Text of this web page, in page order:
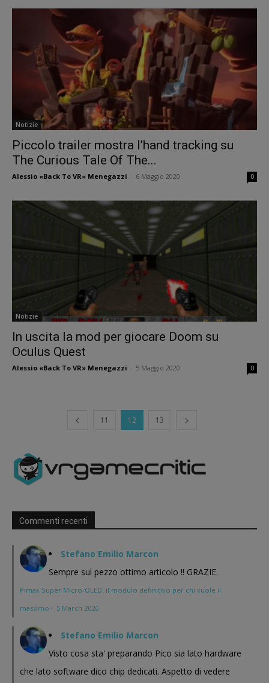
Notizie
Piccolo trailer mostra l’hand tracking su
The Curious Tale Of The...
Alessio «Back To VR» Menegazzi 6 Maggio 2020 0
Notizie
In uscita la mod per giocare Doom su
Oculus Quest
Alessio «Back To VR» Menegazzi 5 Maggio 2020 0
11 12 13
Commenti recenti
Stefano Emilio Marcon
Sempre sul pezzo ottimo articolo !! GRAZIE.
Pimax Super Micro-OLED: il modulo definitivo per chi vuole il
massimo · 5 March 2026
Stefano Emilio Marcon
Visto cosa sta' preparando Pico sia lato hardware
che lato software dico chip dedicati. Aspetto di vedere